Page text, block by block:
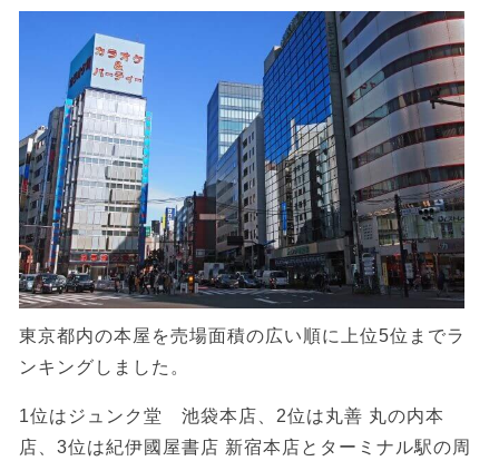
東京都内の本屋を売場面積の広い順に上位5位までラ
ンキングしました。
1位はジュンク堂 池袋本店、2位は丸善 丸の内本
店、3位は紀伊國屋書店 新宿本店とターミナル駅の周